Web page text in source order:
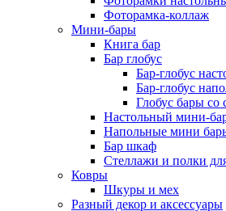
Фоторамка-коллаж
Мини-бары
Книга бар
Бар глобус
Бар-глобус
Бар-глобус
Глобус бары со
Настольный мини-
Напольные мини
Бар шкаф
Стеллажи и полки
Ковры
Шкуры и мех
Разный декор и аксессуары